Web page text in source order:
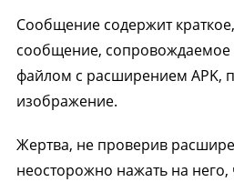
Сообщение содержит
сообщение,
файлом с расширением APK,
изображение.
Жертва, не проверив
неосторожно нажать на него,